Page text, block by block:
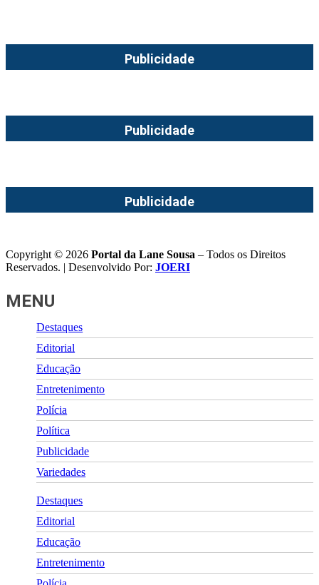
Publicidade
Publicidade
Publicidade
Copyright © 2026 Portal da Lane Sousa – Todos os Direitos
Reservados. | Desenvolvido Por: JOERI
MENU
Destaques
Editorial
Educação
Entretenimento
Polícia
Política
Publicidade
Variedades
Destaques
Editorial
Educação
Entretenimento